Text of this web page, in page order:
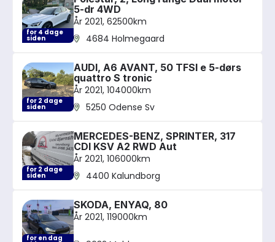
for 4 dage
siden
5-dr 4WD
År 2021, 62500km
4684 Holmegaard
for 2 dage
siden
AUDI, A6 AVANT, 50 TFSI e 5-dørs
quattro S tronic
År 2021, 104000km
5250 Odense Sv
for 2 dage
siden
MERCEDES-BENZ, SPRINTER, 317
CDI KSV A2 RWD Aut
År 2021, 106000km
4400 Kalundborg
for en dag
SKODA, ENYAQ, 80
År 2021, 119000km